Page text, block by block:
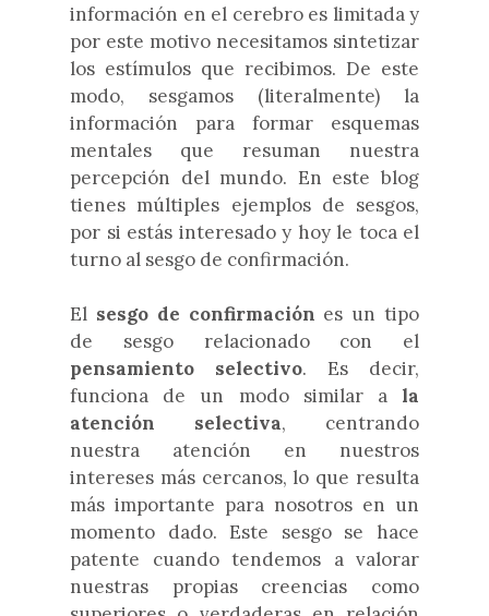
información en el cerebro es limitada y
por este motivo necesitamos sintetizar
los estímulos que recibimos. De este
modo, sesgamos (literalmente) la
información para formar esquemas
mentales que resuman nuestra
percepción del mundo. En este blog
tienes múltiples ejemplos de sesgos,
por si estás interesado y hoy le toca el
turno al sesgo de confirmación.
El sesgo de confirmación es un tipo
de sesgo relacionado con el
pensamiento selectivo. Es decir,
funciona de un modo similar a la
atención selectiva, centrando
nuestra atención en nuestros
intereses más cercanos, lo que resulta
más importante para nosotros en un
momento dado. Este sesgo se hace
patente cuando tendemos a valorar
nuestras propias creencias como